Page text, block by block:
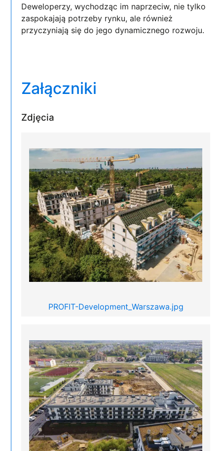
Deweloperzy, wychodząc im naprzeciw, nie tylko
zaspokajają potrzeby rynku, ale również
przyczyniają się do jego dynamicznego rozwoju.
Załączniki
Zdjęcia
PROFIT-Development_Warszawa.jpg